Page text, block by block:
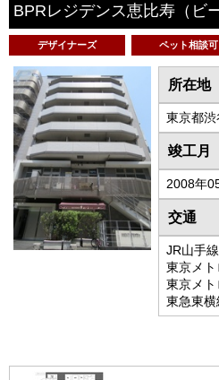
BPRレジデンス恵比寿 （ビ
デザイナーズ ペット相談可
所在地
東京都
竣工月
2008年
交通
JR山手
東京メ
東京メ
東急東